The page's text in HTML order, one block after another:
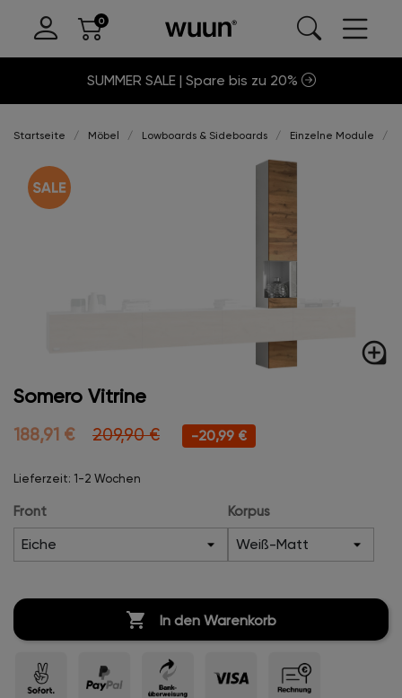
SUMMER SALE | Spare bis zu 20%
Startseite Möbel Lowboards & Sideboards Einzelne Module
loupe
Somero Vitrine
188,91 € 209,90 € -20,99 €
Lieferzeit: 1-2 Wochen
Front Korpus
 In den Warenkorb